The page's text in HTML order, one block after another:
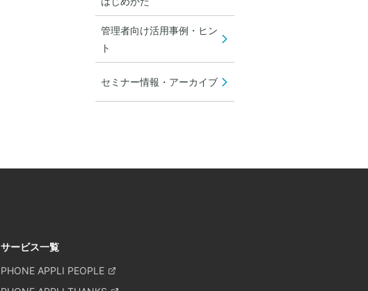
管理者向け活用事例・ヒン
ト
セミナー情報・アーカイブ
サービス一覧
PHONE APPLI PEOPLE